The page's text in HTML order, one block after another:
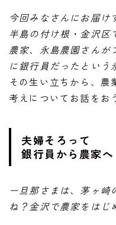
今回みなさんにお届け
半島の付け根・金沢区
農家、永島農園さんが
に銀行員だったという
その生い立ちから、農
考えについてお話をお
夫婦そろって
銀行員から農家へ
ー旦那さまは、茅ヶ崎
ね？金沢で農家をはじ